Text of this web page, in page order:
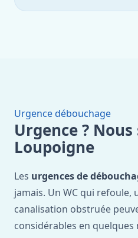
Urgence débouchage
Urgence ?
Loupoigne
Les urgences de
jamais. Un WC qui refoule,
canalisation obstruée
considérables en